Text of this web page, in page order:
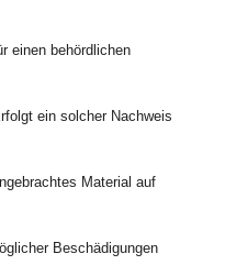
einen behördlichen
ein solcher Nachweis
Material auf
Beschädigungen